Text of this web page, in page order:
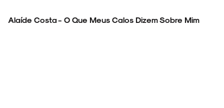
Alaíde Costa - O Que Meus Calos Dizem Sobre Mim